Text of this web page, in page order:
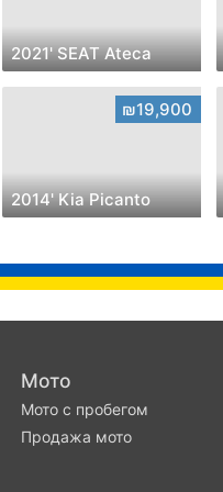
2021' SEAT Ateca
₪19,900
2014' Kia Picanto
Мото
Мото с пробегом
Продажа мото